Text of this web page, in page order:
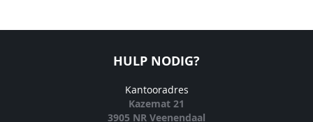
HULP NODIG?
Kantooradres
Kazemat 21
3905 NR Veenendaal